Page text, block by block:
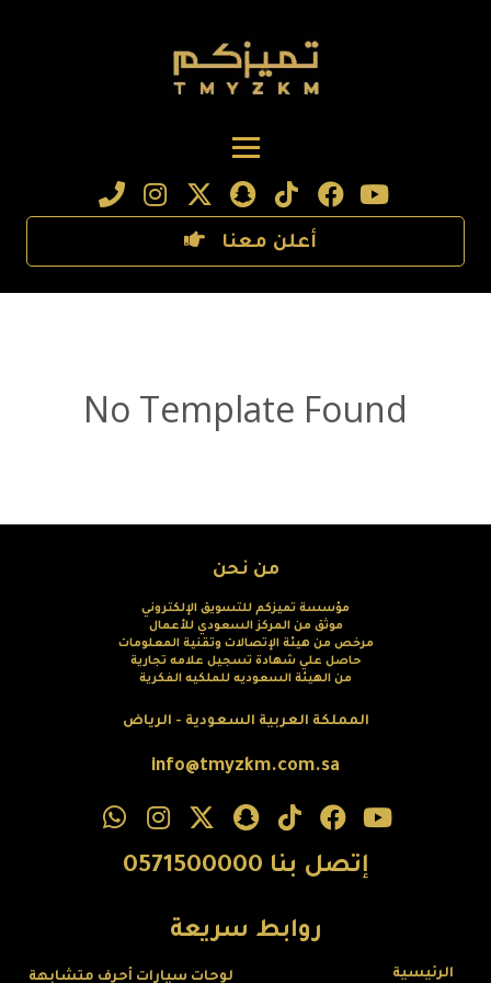
أعلن معنا
No Template Found
من نحن
مؤسسة تميزكم للتسويق الإلكتروني
موثق من المركز السعودي للأعمال
مرخص من هيئة الإتصالات وتقنية المعلومات
حاصل علي شهادة تسجيل علامه تجارية
من الهيئة السعوديه للملكيه الفكرية
المملكة العربية السعودية - الرياض
info@tmyzkm.com.sa
إتصل بنا 0571500000
روابط سريعة
الرئيسية لوحات سيارات أحرف متشابهة